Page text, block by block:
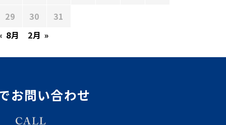
29
30
31
8月
2月 »
お問い合わせ